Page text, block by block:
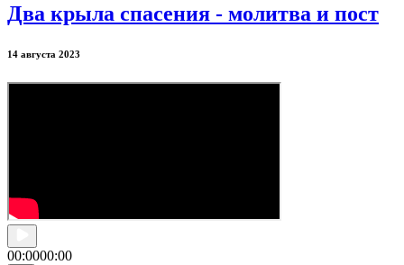
Два крыла спасения - молитва и пост
14 августа 2023
00:0000:00